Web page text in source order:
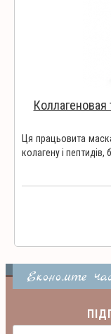
Ця працьовита
колагену і пептидів,
Економте